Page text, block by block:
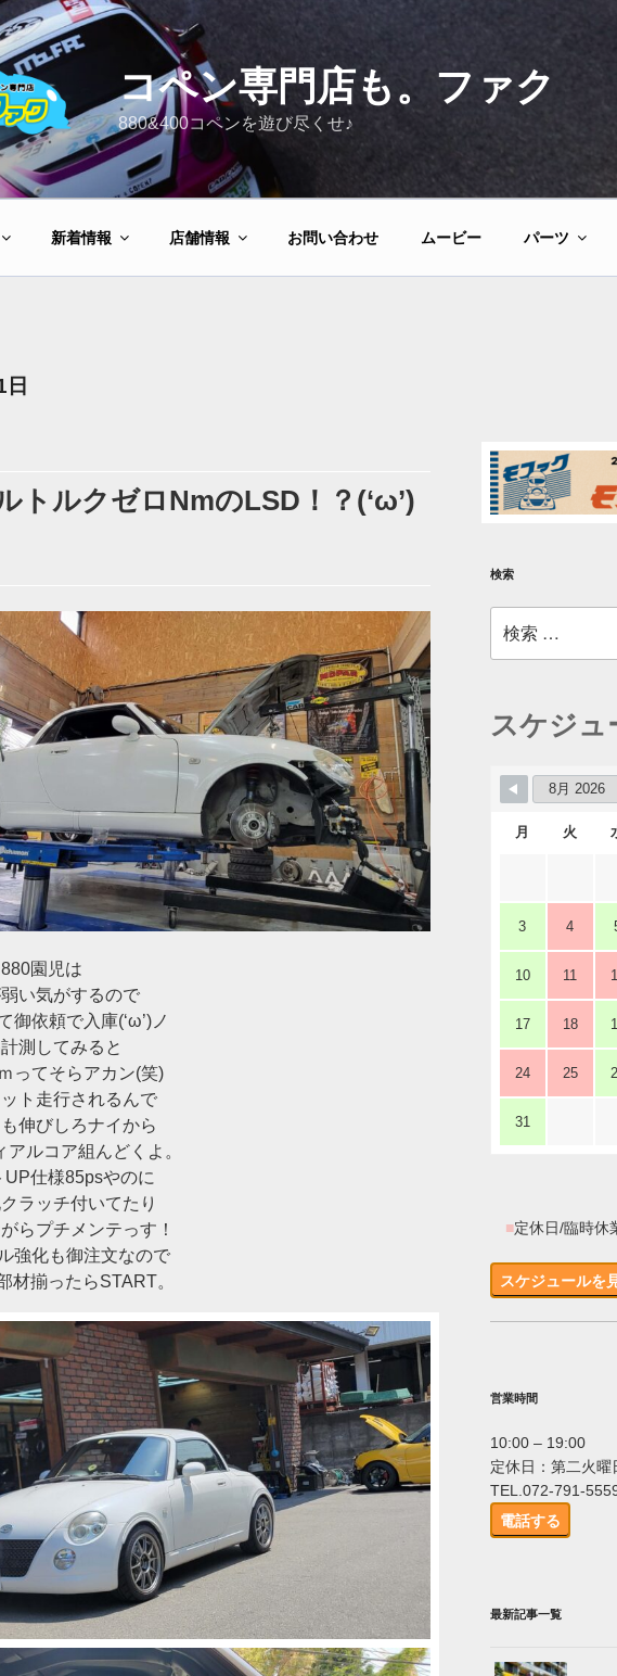
コペン専門店も。ファク
880&400コペンを遊び尽くせ♪
新着情報 店舗情報 お問い合わせ ムービー パーツ
トルクゼロNmのLSD！？(‘ω’)
園児は
い気がするので
御依頼で入庫(‘ω’)ノ
測してみると
ってそらアカン(笑)
ト走行されるんで
伸びしろナイから
ルコア組んどくよ。
仕様85psやのに
ラッチ付いてたり
らプチメンテっす！
強化も御注文なので
材揃ったらSTART。
検索
索:
スケジュ
月 火
3 4
10 11
17 18
24 25
31
■定休日/臨時
スケジュールを
営業時間
10:00 – 19:00
定休日：第二火曜
TEL.072-791-
電話する
最新記事一覧